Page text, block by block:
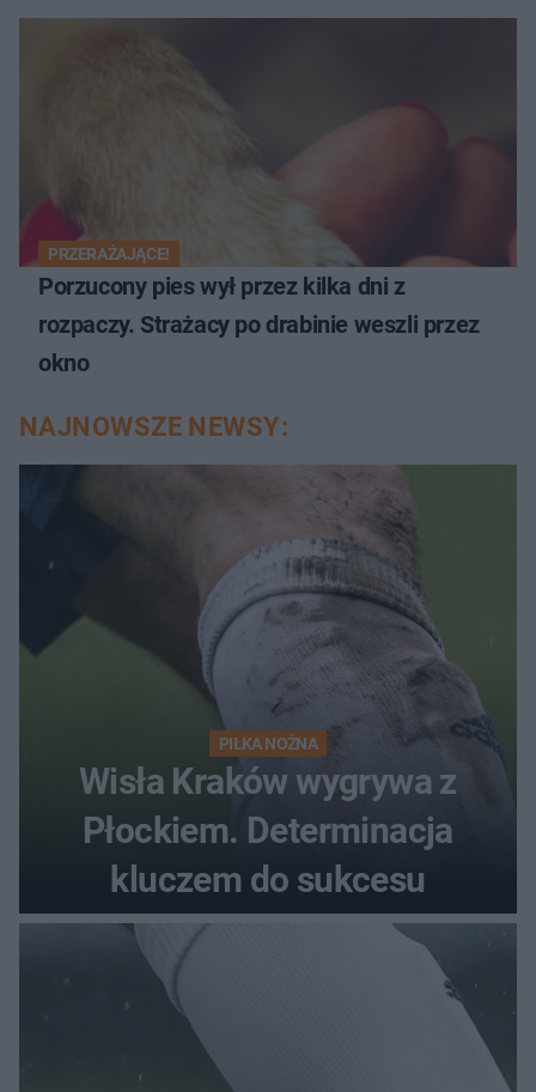
PRZERAŻAJĄCE!
Porzucony pies wył przez kilka dni z
rozpaczy. Strażacy po drabinie weszli przez
okno
NAJNOWSZE NEWSY:
PIŁKA NOŻNA
Wisła Kraków wygrywa z
Płockiem. Determinacja
kluczem do sukcesu